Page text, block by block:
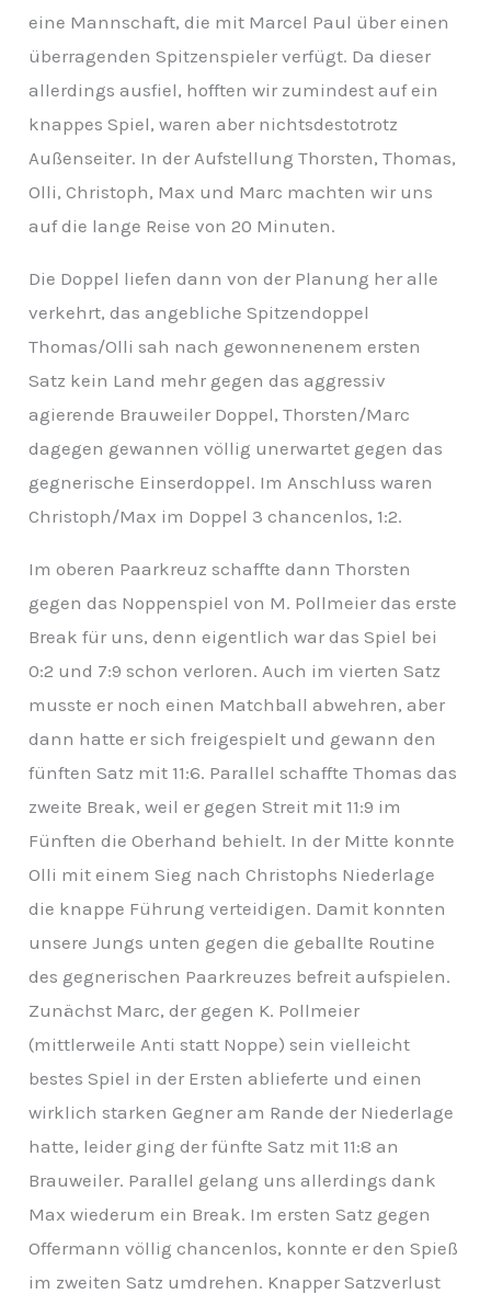
eine Mannschaft, die mit Marcel Paul über einen
überragenden Spitzenspieler verfügt. Da dieser
allerdings ausfiel, hofften wir zumindest auf ein
knappes Spiel, waren aber nichtsdestotrotz
Außenseiter. In der Aufstellung Thorsten, Thomas,
Olli, Christoph, Max und Marc machten wir uns
auf die lange Reise von 20 Minuten.
Die Doppel liefen dann von der Planung her alle
verkehrt, das angebliche Spitzendoppel
Thomas/Olli sah nach gewonnenenem ersten
Satz kein Land mehr gegen das aggressiv
agierende Brauweiler Doppel, Thorsten/Marc
dagegen gewannen völlig unerwartet gegen das
gegnerische Einserdoppel. Im Anschluss waren
Christoph/Max im Doppel 3 chancenlos, 1:2.
Im oberen Paarkreuz schaffte dann Thorsten
gegen das Noppenspiel von M. Pollmeier das erste
Break für uns, denn eigentlich war das Spiel bei
0:2 und 7:9 schon verloren. Auch im vierten Satz
musste er noch einen Matchball abwehren, aber
dann hatte er sich freigespielt und gewann den
fünften Satz mit 11:6. Parallel schaffte Thomas das
zweite Break, weil er gegen Streit mit 11:9 im
Fünften die Oberhand behielt. In der Mitte konnte
Olli mit einem Sieg nach Christophs Niederlage
die knappe Führung verteidigen. Damit konnten
unsere Jungs unten gegen die geballte Routine
des gegnerischen Paarkreuzes befreit aufspielen.
Zunächst Marc, der gegen K. Pollmeier
(mittlerweile Anti statt Noppe) sein vielleicht
bestes Spiel in der Ersten ablieferte und einen
wirklich starken Gegner am Rande der Niederlage
hatte, leider ging der fünfte Satz mit 11:8 an
Brauweiler. Parallel gelang uns allerdings dank
Max wiederum ein Break. Im ersten Satz gegen
Offermann völlig chancenlos, konnte er den Spieß
im zweiten Satz umdrehen. Knapper Satzverlust